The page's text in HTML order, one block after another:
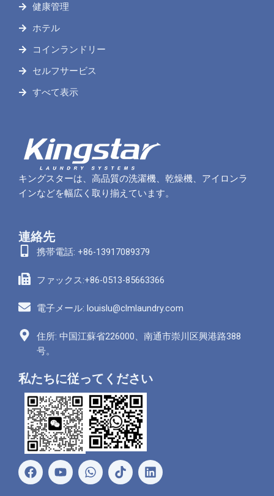
健康管理
ホテル
コインランドリー
セルフサービス
すべて表示
キングスターは、高品質の洗濯機、乾燥機、アイロンラ
インなどを幅広く取り揃えています。
連絡先
携帯電話: +86-13917089379
ファックス:+86-0513-85663366
電子メール: louislu@clmlaundry.com
住所: 中国江蘇省226000、南通市崇川区興港路388
号。
私たちに従ってください
フ
ェ
ユ
ー
ワ
ッ
リ
ン